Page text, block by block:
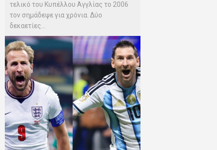
τελικό του Κυπέλλου Αγγλίας το 2006
τον σημάδεψε για χρόνια. Δύο
δεκαετίες...